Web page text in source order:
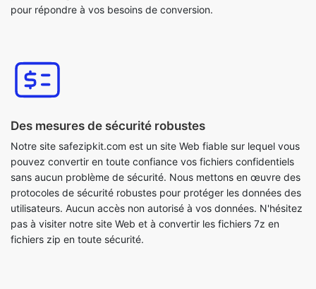
Notre site safezipkit.com est un site Web fiable sur lequel vous
pouvez convertir en toute confiance vos fichiers confidentiels
sans aucun problème de sécurité. Nous mettons en œuvre des
protocoles de sécurité robustes pour protéger les données des
utilisateurs. Aucun accès non autorisé à vos données. N'hésitez
pas à visiter notre site Web et à convertir les fichiers 7z en
fichiers zip en toute sécurité.